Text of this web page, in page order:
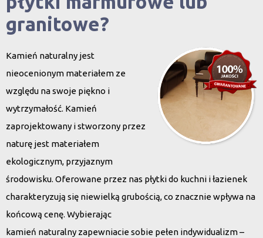
granitowe?
Kamień naturalny jest
nieocenionym materiałem ze
względu na swoje piękno i
wytrzymałość. Kamień
zaprojektowany i stworzony przez
naturę jest materiałem
ekologicznym, przyjaznym
środowisku. Oferowane przez nas płytki do kuchni i łazienek
charakteryzują się niewielką grubością, co znacznie wpływa na
końcową cenę. Wybierając
kamień naturalny zapewniacie sobie pełen indywidualizm –